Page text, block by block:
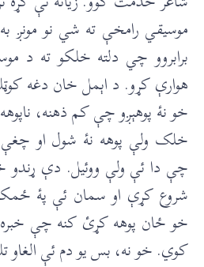
موسيقي رامخې ته شي نو مونږ
برابروو چي دلته خلکو ته د
هوارې کړو. د اېمل خان دغه
خو نۀ پوهېږو چې کم ذهنه، ناپوهه،
خلک ولې پوهه نۀ شول او
چې دا ئې ولې ووئيل. دې ړندو
شروع کړې او سمان ئې پۀ
خو ځان پوهه کړئ کنه چې
کوي. خو نه، بس يو دم ئې الغاو